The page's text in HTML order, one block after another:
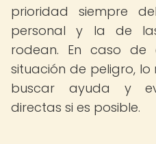
prioridad siempre
personal y la de
rodean. En caso de
situación de peligro,
buscar ayuda y
directas si es posible.